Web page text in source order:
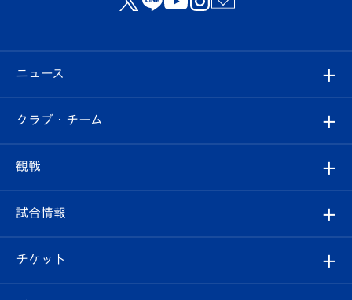
ニュース
すべて
クラブ
試合情報
クラブ・チーム
クラブ概要
エンブレム紹介
観戦
観戦ルール
はじめての観戦ガイド
試合情報
試合日程/結果
チケット